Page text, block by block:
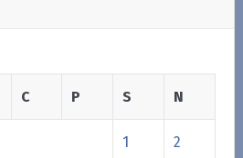
C P S N
1 2